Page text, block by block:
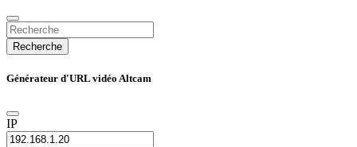
Recherche
Générateur d'URL vidéo Altcam
IP